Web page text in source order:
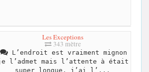
Les Exceptions
343 mètre
L’endroit est vraiment mignon
l’admet mais l’attente à était
super longue, j’ai l’...